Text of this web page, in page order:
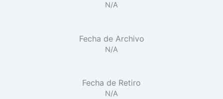
N/A
Fecha de Archivo
N/A
Fecha de Retiro
N/A